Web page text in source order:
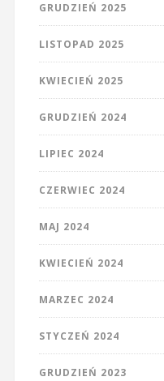
GRUDZIEŃ 2025
LISTOPAD 2025
KWIECIEŃ 2025
GRUDZIEŃ 2024
LIPIEC 2024
CZERWIEC 2024
MAJ 2024
KWIECIEŃ 2024
MARZEC 2024
STYCZEŃ 2024
GRUDZIEŃ 2023